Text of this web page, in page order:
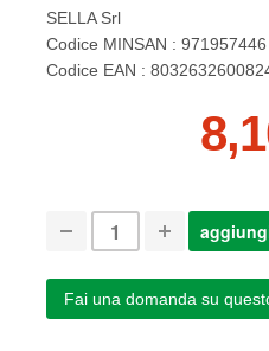
SELLA Srl
Codice MINSAN : 971957446
Codice EAN :
Fai una domanda su